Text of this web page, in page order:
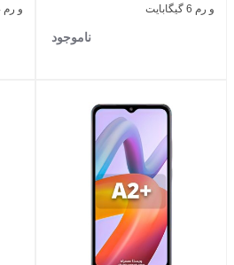
و رم 6 گیگابایت
ناموجود
و رم 4 گیگابایت